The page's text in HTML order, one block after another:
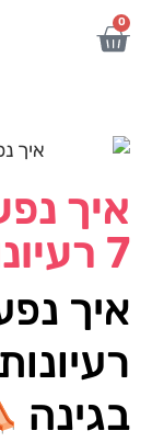
0
איך
7 רעיונות מהירים לקיץ
בגינה